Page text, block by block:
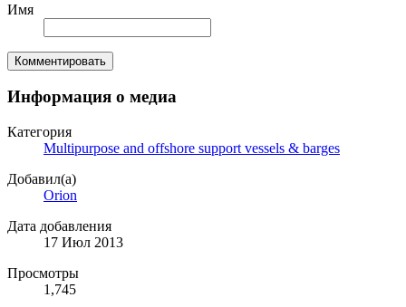
Имя
Комментировать
Информация о медиа
Категория
Multipurpose and offshore support vessels & barges
Добавил(а)
Orion
Дата добавления
17 Июл 2013
Просмотры
1,745